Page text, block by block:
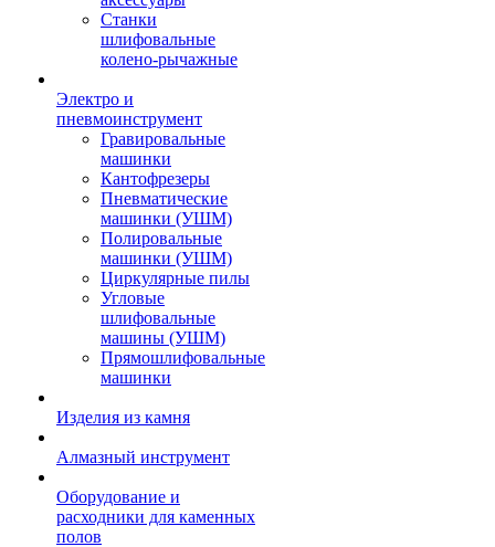
Станки
шлифовальные
колено-рычажные
Электро и
пневмоинструмент
Гравировальные
машинки
Кантофрезеры
Пневматические
машинки (УШМ)
Полировальные
машинки (УШМ)
Циркулярные пилы
Угловые
шлифовальные
машины (УШМ)
Прямошлифовальные
машинки
Изделия из камня
Алмазный инструмент
Оборудование и
расходники для каменных
полов